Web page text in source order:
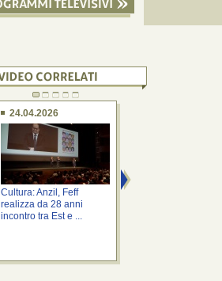
24.04.2026
Cultura: Anzil, Feff
realizza da 28 anni
incontro tra Est e ...